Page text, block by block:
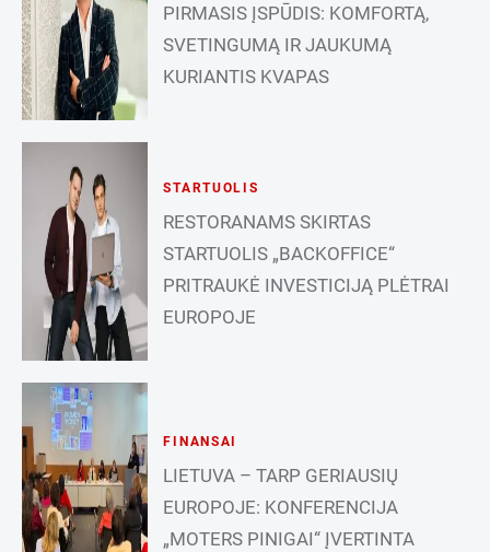
PIRMASIS ĮSPŪDIS: KOMFORTĄ,
SVETINGUMĄ IR JAUKUMĄ
KURIANTIS KVAPAS
STARTUOLIS
RESTORANAMS SKIRTAS
STARTUOLIS „BACKOFFICE“
PRITRAUKĖ INVESTICIJĄ PLĖTRAI
EUROPOJE
FINANSAI
LIETUVA – TARP GERIAUSIŲ
EUROPOJE: KONFERENCIJA
„MOTERS PINIGAI“ ĮVERTINTA